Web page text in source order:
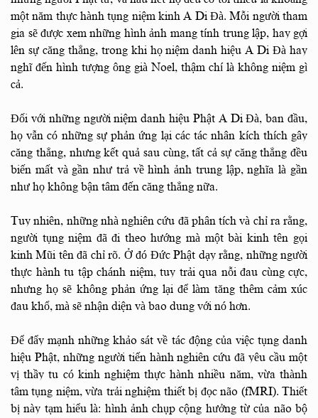
một năm thực hành tụng niệm kinh A Di Đà. Mỗi người tham
gia sẽ được xem những hình ảnh mang tính trung lập, hay gợi
lên sự căng thẳng, trong khi họ niệm danh hiệu A Di Đà hay
nghĩ đến hình tượng ông già Noel, thậm chí là không niệm gì
cả.
Đối với những người niệm danh hiệu Phật A Di Đà, ban đầu,
họ vẫn có những sự phản ứng lại các tác nhân kích thích gây
căng thẳng, nhưng kết quả sau cùng, tất cả sự căng thẳng đều
biến mất và gần như trả về hình ảnh trung lập, nghĩa là gần
như họ không bận tâm đến căng thẳng nữa.
Tuy nhiên, những nhà nghiên cứu đã phân tích và chỉ ra rằng,
người tụng niệm đã đi theo hướng mà một bài kinh tên gọi
kinh Mũi tên đã chỉ rõ. Ở đó Đức Phật dạy rằng, những người
thực hành tu tập chánh niệm, tuy trải qua nỗi đau cùng cực,
nhưng họ sẽ không phản ứng lại để làm tăng thêm cảm xúc
đau khổ, mà sẽ nhận diện và bao dung với nó hơn.
Để đẩy mạnh những khảo sát về tác động của việc tụng danh
hiệu Phật, những người tiến hành nghiên cứu đã yêu cầu một
vị thầy tu có kinh nghiệm thực hành nhiều năm, vừa thành
tâm tụng niệm, vừa trải nghiệm thiết bị đọc não (fMRI). Thiết
bị này tạm hiểu là: hình ảnh chụp cộng hưởng từ của não bộ